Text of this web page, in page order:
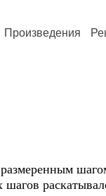
Произведения